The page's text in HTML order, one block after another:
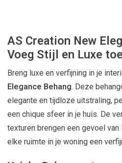
AS Creation New
Voeg Stijl en Luxe
Breng luxe en verfijning in je
Elegance Behang. Deze
elegante en tijdloze uitstraling,
een chique sfeer in je huis. De
texturen brengen een gevoel
elke ruimte in je woning een